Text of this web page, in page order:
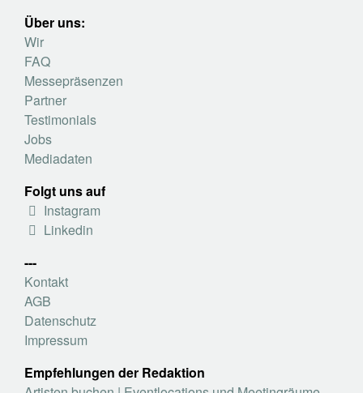
Über uns:
Wir
FAQ
Messepräsenzen
Partner
Testimonials
Jobs
Mediadaten
Folgt uns auf
Instagram
Linkedin
---
Kontakt
AGB
Datenschutz
Impressum
Empfehlungen der Redaktion